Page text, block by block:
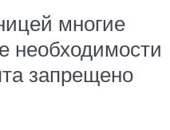
многие
необходимости
запрещено